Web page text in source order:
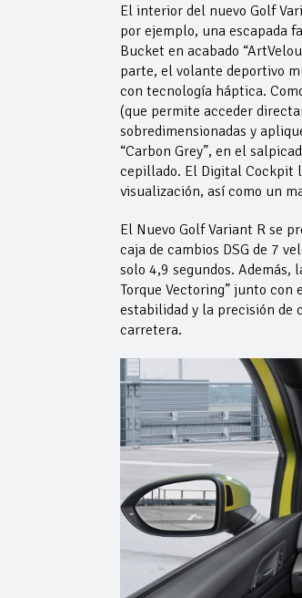
El interior del nuevo Golf
por ejemplo, una escapada
Bucket en acabado
parte, el volante deportivo
con tecnología háptica.
(que permite acceder
sobredimensionadas y
“Carbon Grey”, en el
cepillado. El Digital Cockpit
visualización, así como un
El Nuevo Golf Variant R se
caja de cambios DSG de 7
solo 4,9 segundos. Además,
Torque Vectoring” junto con
estabilidad y la precisión de
carretera.